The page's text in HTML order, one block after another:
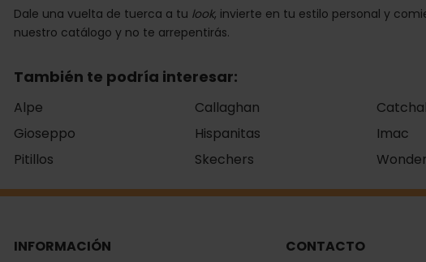
Dale una vuelta de tuerca a tu look, invierte en tu estilo personal y
nuestro catálogo y no te arrepentirás.
También te podría interesar:
Alpe Callaghan
Gioseppo
Hispanitas Imac
Pitillos
Skechers
INFORMACIÓN CONTACTO